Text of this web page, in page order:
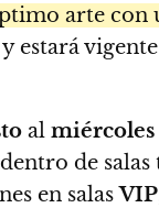
arte
y estará
al miércoles
dentro de
en salasVIP